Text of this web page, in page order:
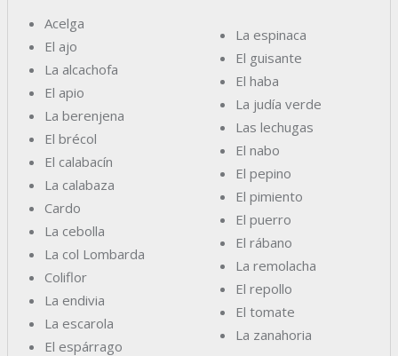
Acelga
El ajo
La alcachofa
El apio
La berenjena
El brécol
El calabacín
La calabaza
Cardo
La cebolla
La col Lombarda
Coliflor
La endivia
La escarola
El espárrago
La espinaca
El guisante
El haba
La judía verde
Las lechugas
El nabo
El pepino
El pimiento
El puerro
El rábano
La remolacha
El repollo
El tomate
La zanahoria